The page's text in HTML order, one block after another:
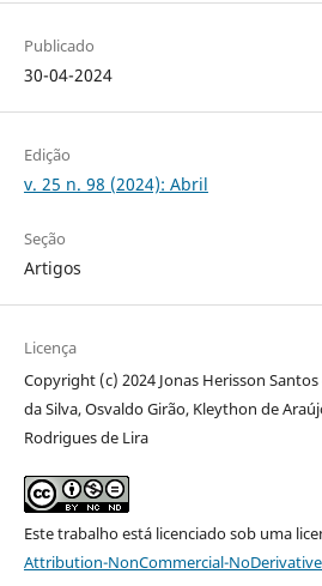
Publicado
30-04-2024
Edição
v. 25 n. 98 (2024): Abril
Seção
Artigos
Licença
Copyright (c) 2024 Jonas Herisson
da Silva, Osvaldo Girão, Kleython de
Rodrigues de Lira
Este trabalho está licenciado sob uma
Attribution-NonCommercial-